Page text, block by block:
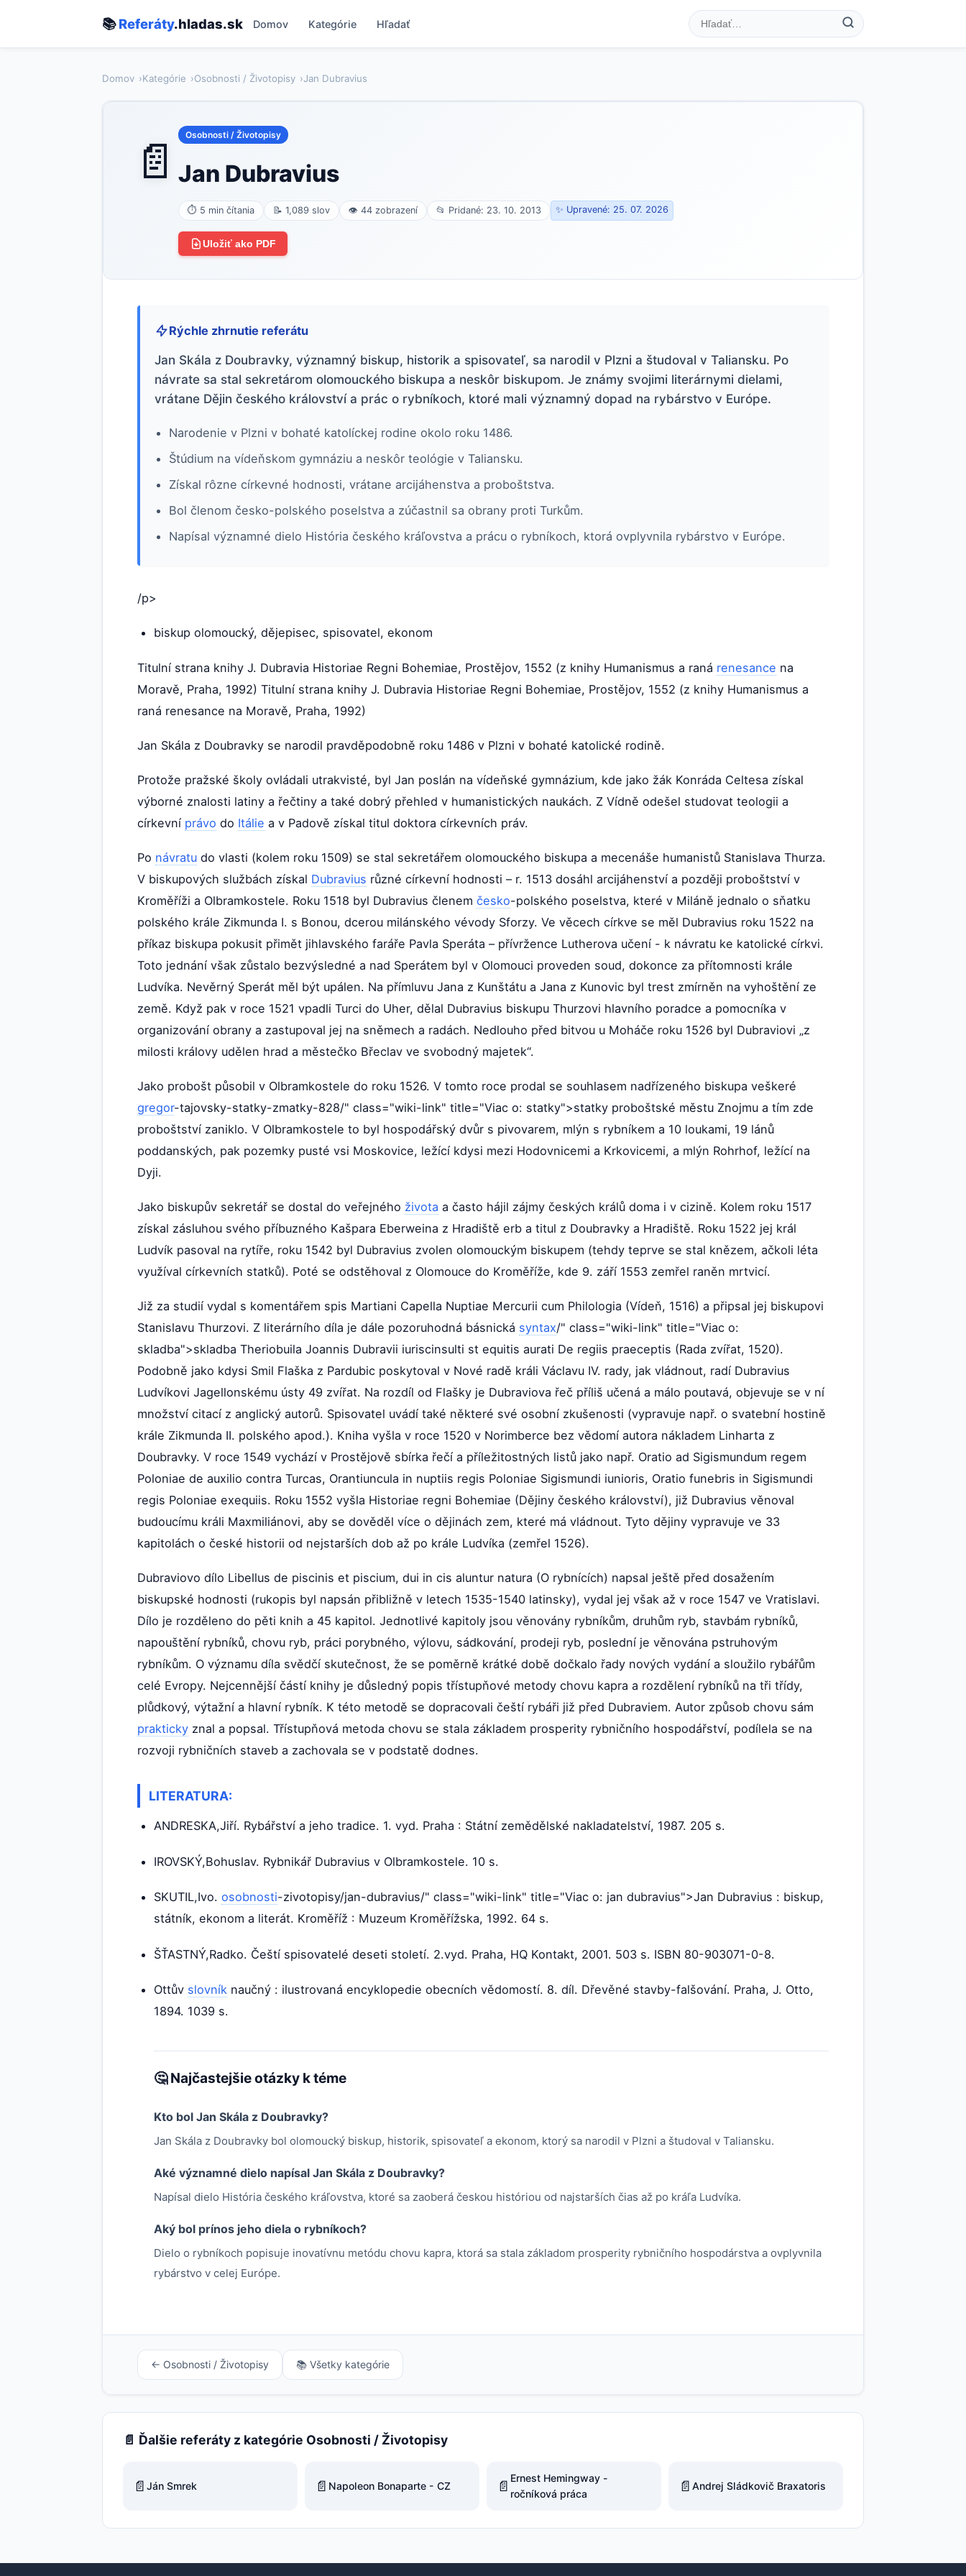
📚Referáty.hladas.sk Domov Kategórie Hľadať
Domov Kategórie Osobnosti / Životopisy Jan Dubravius
📄 Osobnosti / Životopisy
Jan Dubravius
⏱ 5 min čítania 📝 1,089 slov 👁 44 zobrazení 📂 Pridané: 23. 10. 2013 ✨ Upravené: 25. 07. 2026
Uložiť ako PDF
Rýchle zhrnutie referátu
Jan Skála z Doubravky, významný biskup, historik a spisovateľ, sa narodil v Plzni a študoval v Taliansku. Po
návrate sa stal sekretárom olomouckého biskupa a neskôr biskupom. Je známy svojimi literárnymi dielami,
vrátane Dějin českého království a prác o rybníkoch, ktoré mali významný dopad na rybárstvo v Európe.
Narodenie v Plzni v bohaté katolíckej rodine okolo roku 1486.
Štúdium na vídeňskom gymnáziu a neskôr teológie v Taliansku.
Získal rôzne církevné hodnosti, vrátane arcijáhenstva a proboštstva.
Bol členom česko-polského poselstva a zúčastnil sa obrany proti Turkům.
Napísal významné dielo História českého kráľovstva a prácu o rybníkoch, ktorá ovplyvnila rybárstvo v Európe.
/p>
biskup olomoucký, dějepisec, spisovatel, ekonom
Titulní strana knihy J. Dubravia Historiae Regni Bohemiae, Prostějov, 1552 (z knihy Humanismus a raná renesance na
Moravě, Praha, 1992) Titulní strana knihy J. Dubravia Historiae Regni Bohemiae, Prostějov, 1552 (z knihy Humanismus a
raná renesance na Moravě, Praha, 1992)
Jan Skála z Doubravky se narodil pravděpodobně roku 1486 v Plzni v bohaté katolické rodině.
Protože pražské školy ovládali utrakvisté, byl Jan poslán na vídeňské gymnázium, kde jako žák Konráda Celtesa získal
výborné znalosti latiny a řečtiny a také dobrý přehled v humanistických naukách. Z Vídně odešel studovat teologii a
církevní právo do Itálie a v Padově získal titul doktora církevních práv.
Po návratu do vlasti (kolem roku 1509) se stal sekretářem olomouckého biskupa a mecenáše humanistů Stanislava Thurza.
V biskupových službách získal Dubravius různé církevní hodnosti – r. 1513 dosáhl arcijáhenství a později proboštství v
Kroměříži a Olbramkostele. Roku 1518 byl Dubravius členem česko-polského poselstva, které v Miláně jednalo o sňatku
polského krále Zikmunda I. s Bonou, dcerou milánského vévody Sforzy. Ve věcech církve se měl Dubravius roku 1522 na
příkaz biskupa pokusit přimět jihlavského faráře Pavla Speráta – přívržence Lutherova učení - k návratu ke katolické církvi.
Toto jednání však zůstalo bezvýsledné a nad Sperátem byl v Olomouci proveden soud, dokonce za přítomnosti krále
Ludvíka. Nevěrný Sperát měl být upálen. Na přímluvu Jana z Kunštátu a Jana z Kunovic byl trest zmírněn na vyhoštění ze
země. Když pak v roce 1521 vpadli Turci do Uher, dělal Dubravius biskupu Thurzovi hlavního poradce a pomocníka v
organizování obrany a zastupoval jej na sněmech a radách. Nedlouho před bitvou u Moháče roku 1526 byl Dubraviovi „z
milosti královy udělen hrad a městečko Břeclav ve svobodný majetek“.
Jako probošt působil v Olbramkostele do roku 1526. V tomto roce prodal se souhlasem nadřízeného biskupa veškeré
gregor-tajovsky-statky-zmatky-828/" class="wiki-link" title="Viac o: statky">statky proboštské městu Znojmu a tím zde
proboštství zaniklo. V Olbramkostele to byl hospodářský dvůr s pivovarem, mlýn s rybníkem a 10 loukami, 19 lánů
poddanských, pak pozemky pusté vsi Moskovice, ležící kdysi mezi Hodovnicemi a Krkovicemi, a mlýn Rohrhof, ležící na
Dyji.
Jako biskupův sekretář se dostal do veřejného života a často hájil zájmy českých králů doma i v cizině. Kolem roku 1517
získal zásluhou svého příbuzného Kašpara Eberweina z Hradiště erb a titul z Doubravky a Hradiště. Roku 1522 jej král
Ludvík pasoval na rytíře, roku 1542 byl Dubravius zvolen olomouckým biskupem (tehdy teprve se stal knězem, ačkoli léta
využíval církevních statků). Poté se odstěhoval z Olomouce do Kroměříže, kde 9. září 1553 zemřel raněn mrtvicí.
Již za studií vydal s komentářem spis Martiani Capella Nuptiae Mercurii cum Philologia (Vídeň, 1516) a připsal jej biskupovi
Stanislavu Thurzovi. Z literárního díla je dále pozoruhodná básnická syntax/" class="wiki-link" title="Viac o:
skladba">skladba Theriobuila Joannis Dubravii iuriscinsulti st equitis aurati De regiis praeceptis (Rada zvířat, 1520).
Podobně jako kdysi Smil Flaška z Pardubic poskytoval v Nové radě králi Václavu IV. rady, jak vládnout, radí Dubravius
Ludvíkovi Jagellonskému ústy 49 zvířat. Na rozdíl od Flašky je Dubraviova řeč příliš učená a málo poutavá, objevuje se v ní
množství citací z anglický autorů. Spisovatel uvádí také některé své osobní zkušenosti (vypravuje např. o svatební hostině
krále Zikmunda II. polského apod.). Kniha vyšla v roce 1520 v Norimberce bez vědomí autora nákladem Linharta z
Doubravky. V roce 1549 vychází v Prostějově sbírka řečí a příležitostných listů jako např. Oratio ad Sigismundum regem
Poloniae de auxilio contra Turcas, Orantiuncula in nuptiis regis Poloniae Sigismundi iunioris, Oratio funebris in Sigismundi
regis Poloniae exequiis. Roku 1552 vyšla Historiae regni Bohemiae (Dějiny českého království), již Dubravius věnoval
budoucímu králi Maxmiliánovi, aby se dověděl více o dějinách zem, které má vládnout. Tyto dějiny vypravuje ve 33
kapitolách o české historii od nejstarších dob až po krále Ludvíka (zemřel 1526).
Dubraviovo dílo Libellus de piscinis et piscium, dui in cis aluntur natura (O rybnících) napsal ještě před dosažením
biskupské hodnosti (rukopis byl napsán přibližně v letech 1535-1540 latinsky), vydal jej však až v roce 1547 ve Vratislavi.
Dílo je rozděleno do pěti knih a 45 kapitol. Jednotlivé kapitoly jsou věnovány rybníkům, druhům ryb, stavbám rybníků,
napouštění rybníků, chovu ryb, práci porybného, výlovu, sádkování, prodeji ryb, poslední je věnována pstruhovým
rybníkům. O významu díla svědčí skutečnost, že se poměrně krátké době dočkalo řady nových vydání a sloužilo rybářům
celé Evropy. Nejcennější částí knihy je důsledný popis třístupňové metody chovu kapra a rozdělení rybníků na tři třídy,
plůdkový, výtažní a hlavní rybník. K této metodě se dopracovali čeští rybáři již před Dubraviem. Autor způsob chovu sám
prakticky znal a popsal. Třístupňová metoda chovu se stala základem prosperity rybničního hospodářství, podílela se na
rozvoji rybničních staveb a zachovala se v podstatě dodnes.
LITERATURA:
ANDRESKA,Jiří. Rybářství a jeho tradice. 1. vyd. Praha : Státní zemědělské nakladatelství, 1987. 205 s.
IROVSKÝ,Bohuslav. Rybnikář Dubravius v Olbramkostele. 10 s.
SKUTIL,Ivo. osobnosti-zivotopisy/jan-dubravius/" class="wiki-link" title="Viac o: jan dubravius">Jan Dubravius : biskup,
státník, ekonom a literát. Kroměříž : Muzeum Kroměřížska, 1992. 64 s.
ŠŤASTNÝ,Radko. Čeští spisovatelé deseti století. 2.vyd. Praha, HQ Kontakt, 2001. 503 s. ISBN 80-903071-0-8.
Ottův slovníknaučný : ilustrovaná encyklopedie obecních vědomostí. 8. díl. Dřevěné stavby-falšování. Praha, J. Otto,
1894. 1039 s.
🤔 Najčastejšie otázky k téme
Kto bol Jan Skála z Doubravky?
Jan Skála z Doubravky bol olomoucký biskup, historik, spisovateľ a ekonom, ktorý sa narodil v Plzni a študoval v Taliansku.
Aké významné dielo napísal Jan Skála z Doubravky?
Napísal dielo História českého kráľovstva, ktoré sa zaoberá českou históriou od najstarších čias až po kráľa Ludvíka.
Aký bol prínos jeho diela o rybníkoch?
Dielo o rybníkoch popisuje inovatívnu metódu chovu kapra, ktorá sa stala základom prosperity rybničního hospodárstva a ovplyvnila
rybárstvo v celej Európe.
← Osobnosti / Životopisy 📚 Všetky kategórie
📄 Ďalšie referáty z kategórie Osobnosti / Životopisy
📄 Ján Smrek 📄 Napoleon Bonaparte - CZ 📄 Ernest Hemingway -
ročníková práca
📄 Andrej Sládkovič Braxatoris